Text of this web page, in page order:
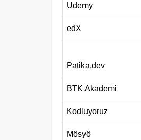
Udemy
edX
Patika.dev
BTK Akademi
Kodluyoruz
Mösyö